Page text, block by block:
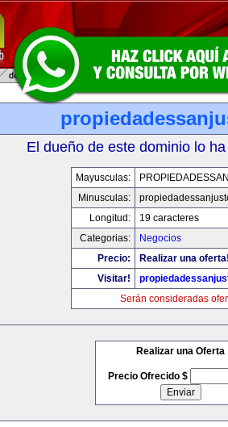
El dueño de este dominio lo
Mayusculas:
Minusculas:
Longitud:
19 caracteres
Categorias:
Negocios
Precio:
Realizar una
Visitar!
Serán consideradas
Realizar una Oferta
Precio Ofrecido $